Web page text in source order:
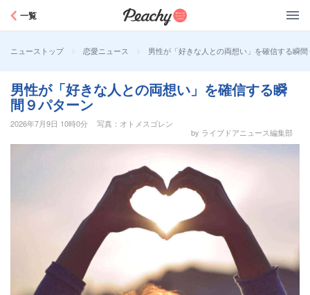
一覧
ニューストップ > 恋愛ニュース > 男性が「好きな人との両想い」を確信する瞬
男性が「好きな人との両想い」を確信する瞬
間９パターン
2026年7月9日 10時0分
写真：オトメスゴレン
by ライブドアニュース編集部